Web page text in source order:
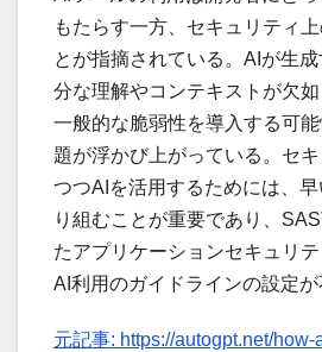
もたらす一方、セキュリティ
とが指摘されている。AIが生
分な理解やコンテキストが欠
一般的な脆弱性を導入する可
題が浮かび上がっている。セ
つつAIを活用するためには、
り組むことが重要であり、
たアプリケーションセキュリ
AI利用のガイドラインの設定が
元記事: https://autogpt.net/